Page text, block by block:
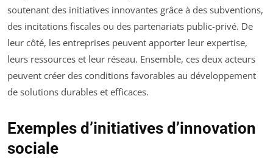
soutenant des initiatives innovantes grâce à des subventions,
des incitations fiscales ou des partenariats public-privé. De
leur côté, les entreprises peuvent apporter leur expertise,
leurs ressources et leur réseau. Ensemble, ces deux acteurs
peuvent créer des conditions favorables au développement
de solutions durables et efficaces.
Exemples d’initiatives d’innovation
sociale